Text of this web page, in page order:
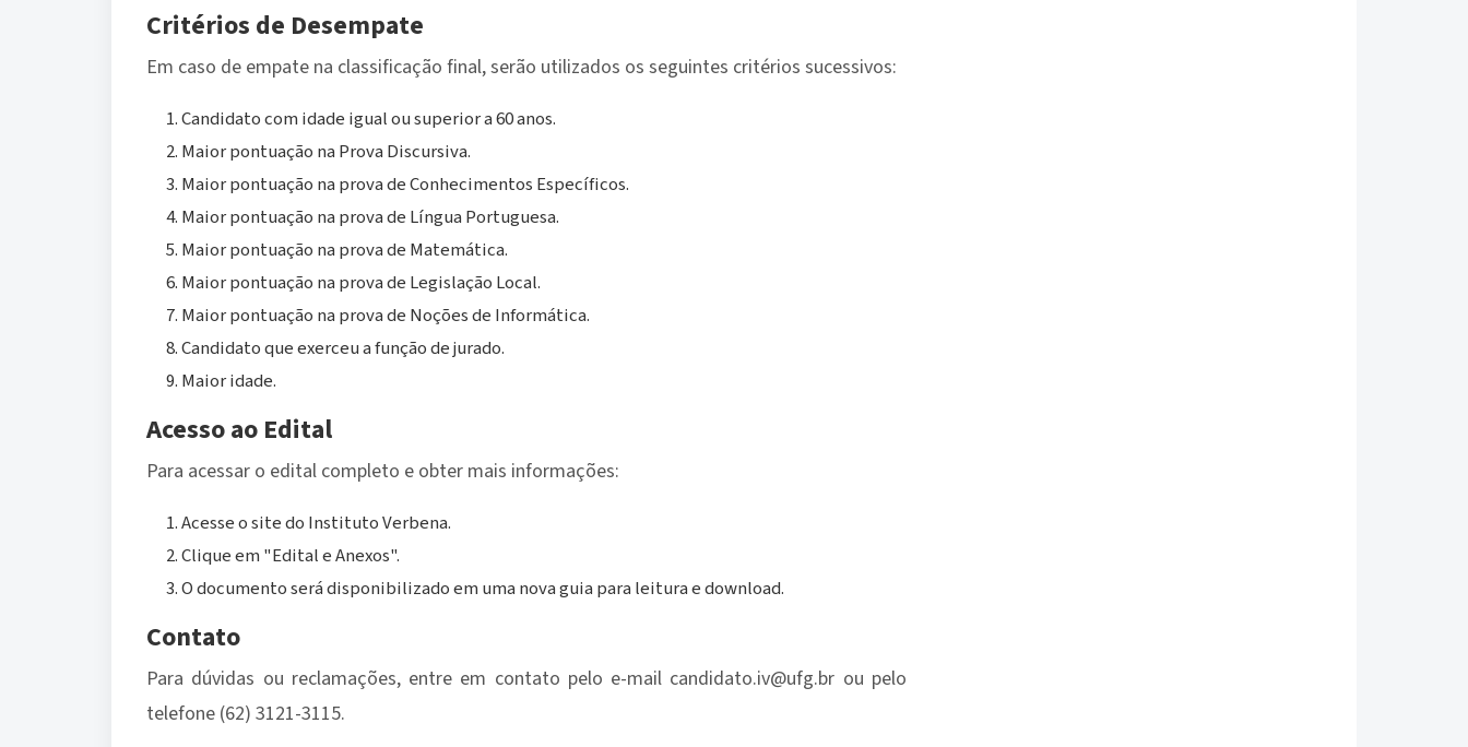
Critérios de Desempate
Em caso de empate na classificação final, serão utilizados os seguintes critérios sucessivos:
Candidato com idade igual ou superior a 60 anos.
Maior pontuação na Prova Discursiva.
Maior pontuação na prova de Conhecimentos Específicos.
Maior pontuação na prova de Língua Portuguesa.
Maior pontuação na prova de Matemática.
Maior pontuação na prova de Legislação Local.
Maior pontuação na prova de Noções de Informática.
Candidato que exerceu a função de jurado.
Maior idade.
Acesso ao Edital
Para acessar o edital completo e obter mais informações:
Acesse o site do Instituto Verbena.
Clique em "Edital e Anexos".
O documento será disponibilizado em uma nova guia para leitura e download.
Contato
Para dúvidas ou reclamações, entre em contato pelo e-mail candidato.iv@ufg.br ou pelo
telefone (62) 3121-3115.